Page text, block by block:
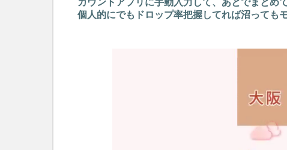
カウントアプリに手動入力して、あとでまとめ
個人的にでもドロップ率把握してれば沼っても